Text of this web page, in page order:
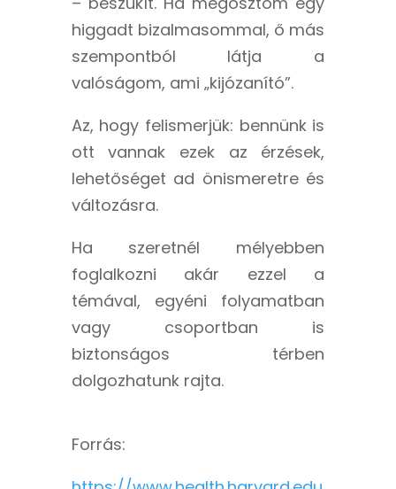
higgadt bizalmasommal, ő más
szempontból látja a
valóságom, ami „kijózanító”.
Az, hogy felismerjük: bennünk is
ott vannak ezek az érzések,
lehetőséget ad önismeretre és
változásra.
Ha szeretnél mélyebben
foglalkozni akár ezzel a
témával, egyéni folyamatban
vagy csoportban is
biztonságos térben
dolgozhatunk rajta.
Forrás: